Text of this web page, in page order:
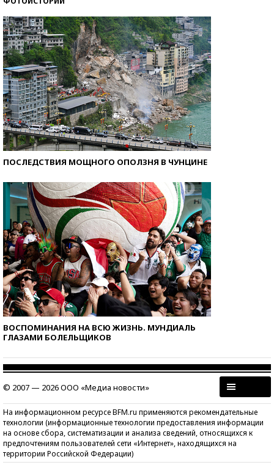
ПОСЛЕДСТВИЯ МОЩНОГО ОПОЛЗНЯ В ЧУНЦИНЕ
ВОСПОМИНАНИЯ НА ВСЮ ЖИЗНЬ. МУНДИАЛЬ
ГЛАЗАМИ БОЛЕЛЬЩИКОВ
© 2007 — 2026 ООО «Медиа новости»
На информационном ресурсе BFM.ru применяются рекомендательные
технологии (информационные технологии предоставления информации
на основе сбора, систематизации и анализа сведений, относящихся к
предпочтениям пользователей сети «Интернет», находящихся на
территории Российской Федерации)